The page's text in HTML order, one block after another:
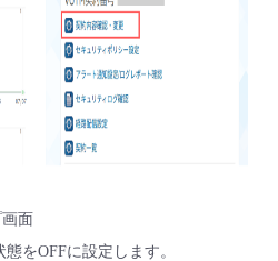
面
をOFFに設定します。